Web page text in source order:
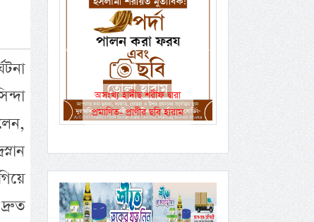
একই রানওয়েতে সামরিক-
বেসামরিক ফ্লাইট!